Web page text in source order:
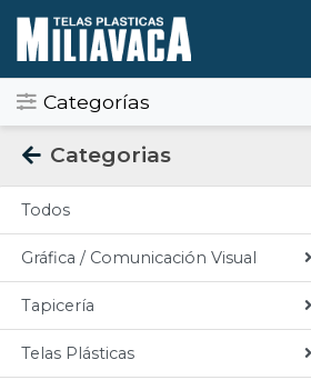
Categorías
Categorias
Todos
Gráfica / Comunicación Visual
Tapicería
Telas Plásticas